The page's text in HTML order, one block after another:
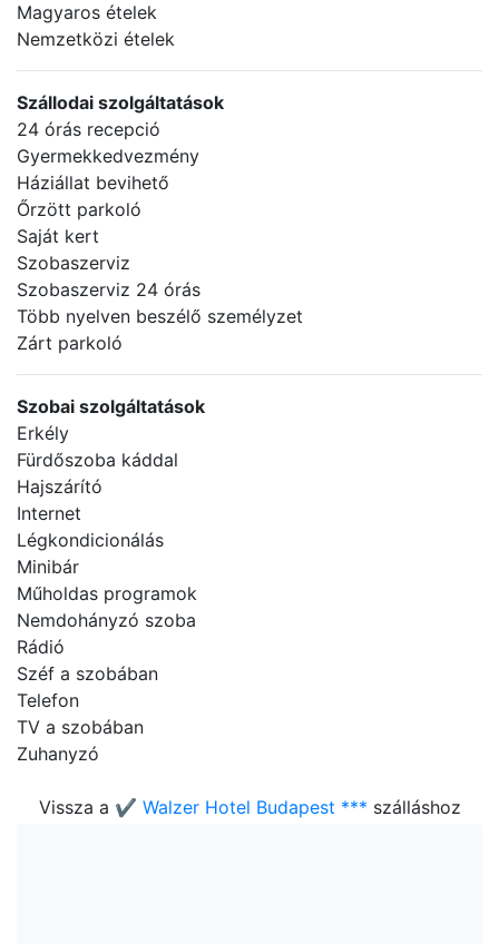
Magyaros ételek
Nemzetközi ételek
Szállodai szolgáltatások
24 órás recepció
Gyermekkedvezmény
Háziállat bevihető
Őrzött parkoló
Saját kert
Szobaszerviz
Szobaszerviz 24 órás
Több nyelven beszélő személyzet
Zárt parkoló
Szobai szolgáltatások
Erkély
Fürdőszoba káddal
Hajszárító
Internet
Légkondicionálás
Minibár
Műholdas programok
Nemdohányzó szoba
Rádió
Széf a szobában
Telefon
TV a szobában
Zuhanyzó
Vissza a ✔️ Walzer Hotel Budapest *** szálláshoz